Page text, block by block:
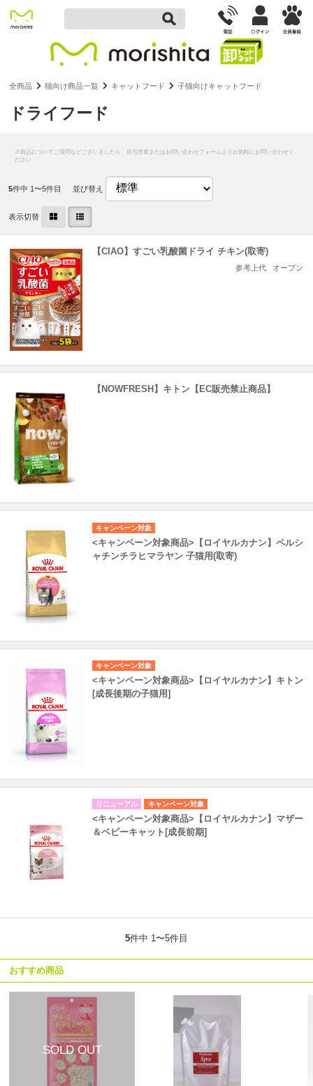
全商品 猫向け商品一覧 キャットフード 子猫向けキャットフード
ドライフード
5件中 1〜5件目 並び替え
表示切替
【CIAO】すごい乳酸菌ドライ チキン(取寄)
参考上代 オープン
【NOWFRESH】キトン【EC販売禁止商品】
キャンペーン対象
<キャンペーン対象商品>【ロイヤルカナン】ペルシ
ャチンチラヒマラヤン 子猫用(取寄)
キャンペーン対象
<キャンペーン対象商品>【ロイヤルカナン】キトン
[成長後期の子猫用]
リニューアル キャンペーン対象
<キャンペーン対象商品>【ロイヤルカナン】マザー
＆ベビーキャット[成長前期]
5件中 1〜5件目
おすすめ商品